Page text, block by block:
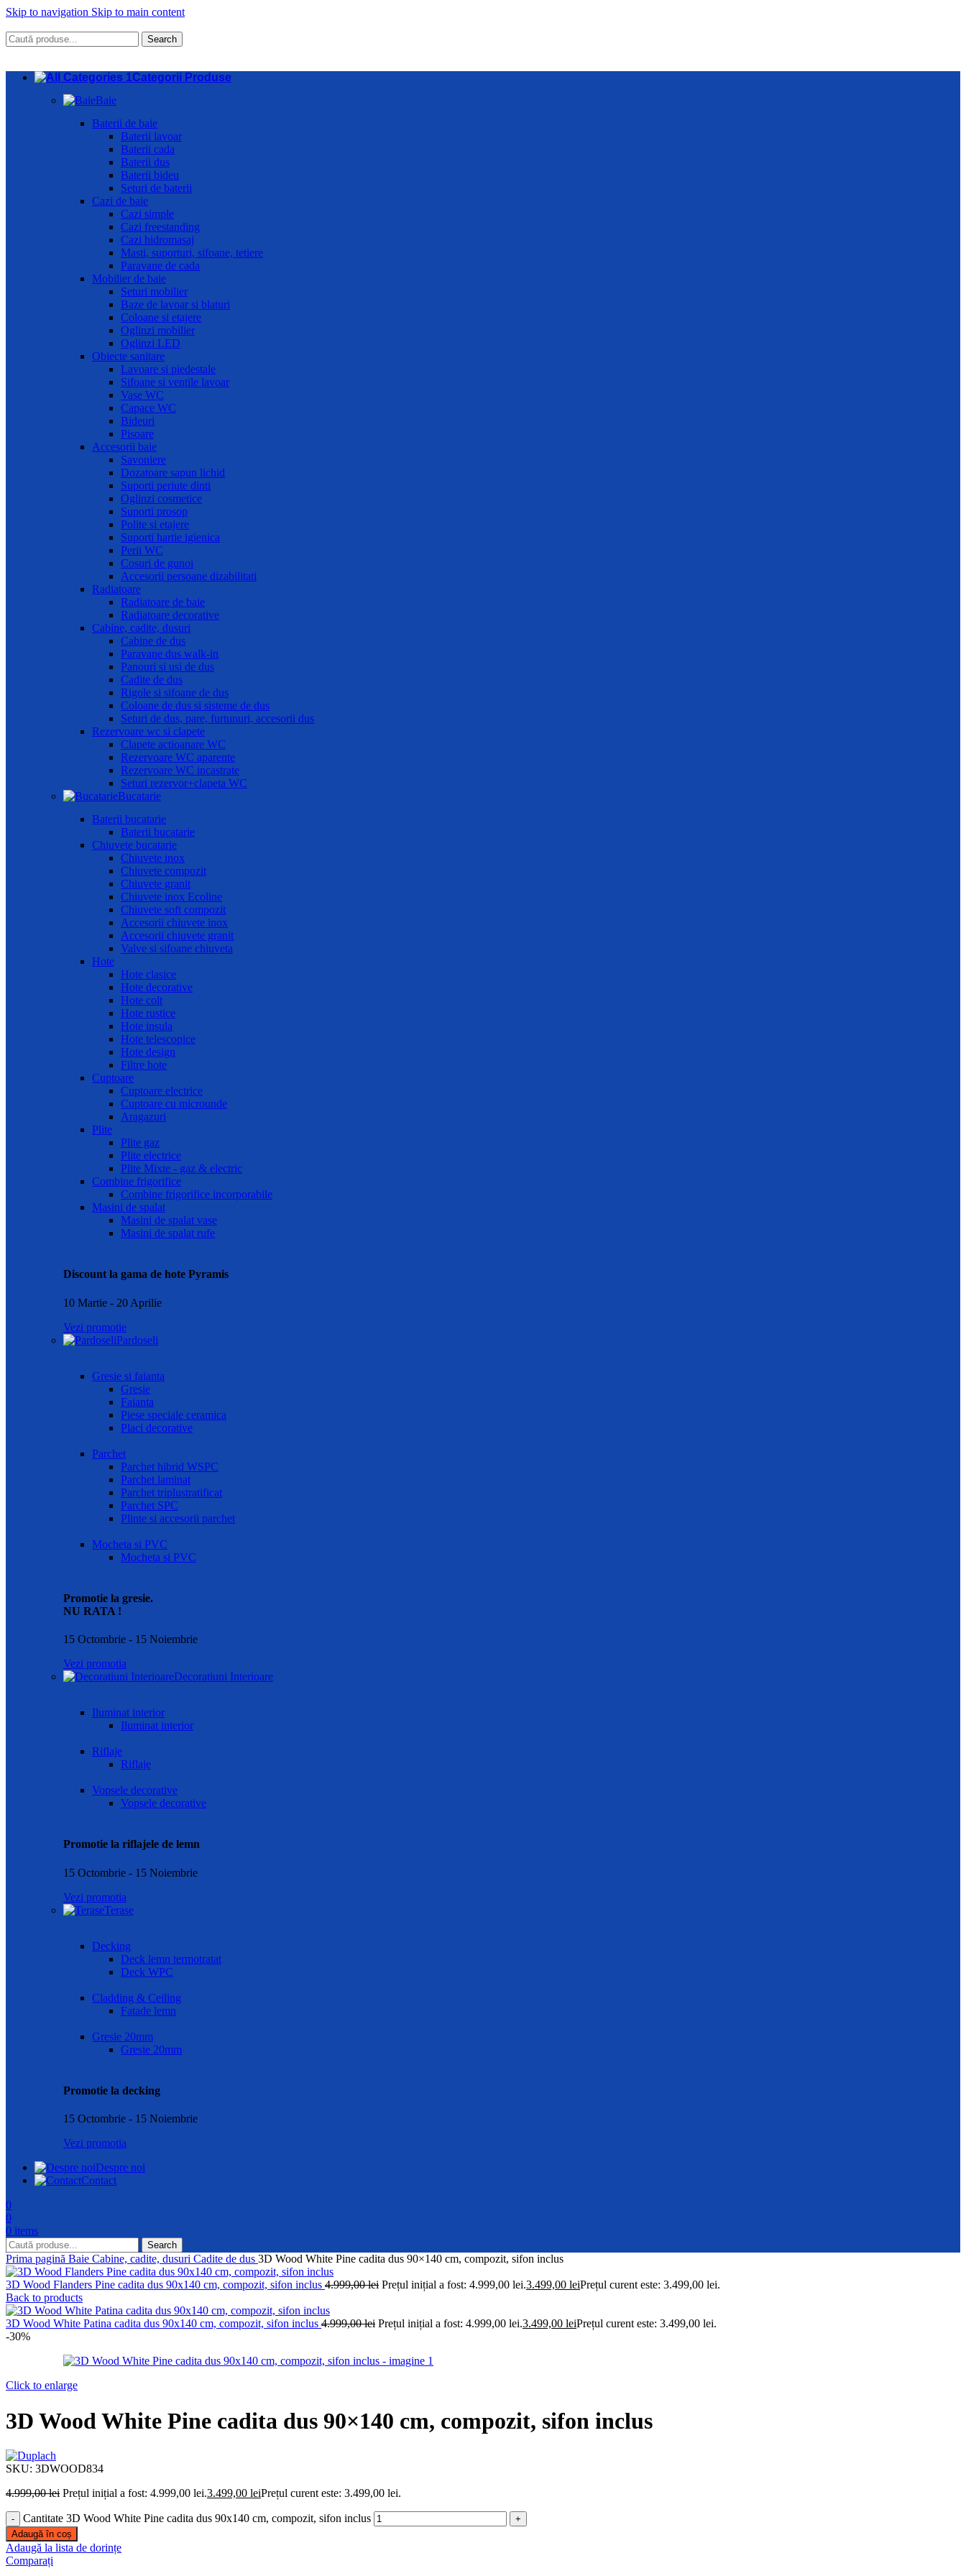
Skip to navigation Skip to main content
Search
Categorii Produse
Baie
Baterii de baie
Baterii lavoar
Baterii cada
Baterii dus
Baterii bideu
Seturi de baterii
Cazi de baie
Cazi simple
Cazi freestanding
Cazi hidromasaj
Masti, suporturi, sifoane, tetiere
Paravane de cada
Mobilier de baie
Seturi mobilier
Baze de lavoar si blaturi
Coloane si etajere
Oglinzi mobilier
Oglinzi LED
Obiecte sanitare
Lavoare si piedestale
Sifoane si ventile lavoar
Vase WC
Capace WC
Bideuri
Pisoare
Accesorii baie
Savoniere
Dozatoare sapun lichid
Suporti periute dinti
Oglinzi cosmetice
Suporti prosop
Polite si etajere
Suporti hartie igienica
Perii WC
Cosuri de gunoi
Accesorii persoane dizabilitati
Radiatoare
Radiatoare de baie
Radiatoare decorative
Cabine, cadite, dusuri
Cabine de dus
Paravane dus walk-in
Panouri si usi de dus
Cadite de dus
Rigole si sifoane de dus
Coloane de dus si sisteme de dus
Seturi de dus, pare, furtunuri, accesorii dus
Rezervoare wc si clapete
Clapete actioanare WC
Rezervoare WC aparente
Rezervoare WC incastrate
Seturi rezervor+clapeta WC
Bucatarie
Baterii bucatarie
Baterii bucatarie
Chiuvete bucatarie
Chiuvete inox
Chiuvete compozit
Chiuvete granit
Chiuvete inox Ecoline
Chiuvete soft compozit
Accesorii chiuvete inox
Accesorii chiuvete granit
Valve si sifoane chiuveta
Hote
Hote clasice
Hote decorative
Hote colt
Hote rustice
Hote insula
Hote telescopice
Hote design
Filtre hote
Cuptoare
Cuptoare electrice
Cuptoare cu microunde
Aragazuri
Plite
Plite gaz
Plite electrice
Plite Mixte - gaz & electric
Combine frigorifice
Combine frigorifice incorporabile
Masini de spalat
Masini de spalat vase
Masini de spalat rufe
Discount la gama de hote Pyramis
10 Martie - 20 Aprilie
Vezi promotie
Pardoseli
Gresie si faianta
Gresie
Faianta
Piese speciale ceramica
Placi decorative
Parchet
Parchet hibrid WSPC
Parchet laminat
Parchet triplustratificat
Parchet SPC
Plinte si accesorii parchet
Mocheta si PVC
Mocheta si PVC
Promotie la gresie.
NU RATA !
15 Octombrie - 15 Noiembrie
Vezi promotia
Decoratiuni Interioare
Iluminat interior
Iluminat interior
Riflaje
Riflaje
Vopsele decorative
Vopsele decorative
Promotie la riflajele de lemn
15 Octombrie - 15 Noiembrie
Vezi promotia
Terase
Decking
Deck lemn termotratat
Deck WPC
Cladding & Ceiling
Fatade lemn
Gresie 20mm
Gresie 20mm
Promotie la decking
15 Octombrie - 15 Noiembrie
Vezi promotia
Despre noi
Contact
0
0
0 items
Search
Prima pagină Baie Cabine, cadite, dusuri Cadite de dus 3D Wood White Pine cadita dus 90×140 cm, compozit, sifon inclus
3D Wood Flanders Pine cadita dus 90x140 cm, compozit, sifon inclus 4.999,00lei Prețul inițial a fost: 4.999,00 lei.3.499,00 leiPrețul curent este: 3.499,00 lei.
Back to products
3D Wood White Patina cadita dus 90x140 cm, compozit, sifon inclus 4.999,00lei Prețul inițial a fost: 4.999,00 lei.3.499,00 leiPrețul curent este: 3.499,00 lei.
-30%
Click to enlarge
3D Wood White Pine cadita dus 90×140 cm, compozit, sifon inclus
SKU: 3DWOOD834
4.999,00lei Prețul inițial a fost: 4.999,00 lei.3.499,00 leiPrețul curent este: 3.499,00 lei.
Cantitate 3D Wood White Pine cadita dus 90x140 cm, compozit, sifon inclus
Adaugă în coș
Adaugă la lista de dorințe
Comparați